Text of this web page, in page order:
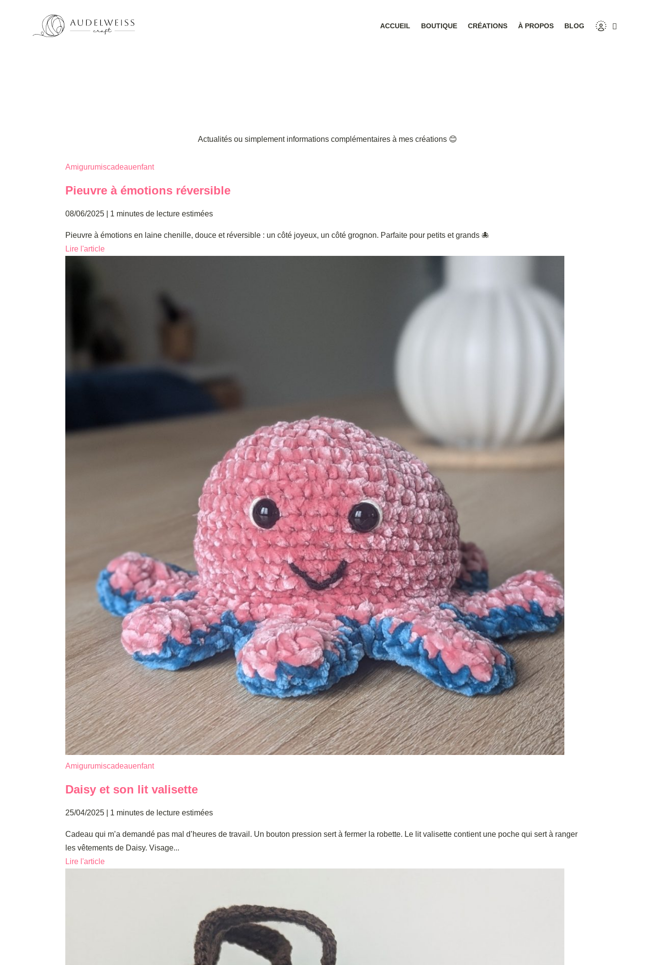
ACCUEIL BOUTIQUE CRÉATIONS À PROPOS BLOG
Actualités ou simplement informations complémentaires à mes créations 😊
Amigurumiscadeauenfant
Pieuvre à émotions réversible
08/06/2025 1 minutes de lecture estimées
Pieuvre à émotions en laine chenille, douce et réversible : un côté joyeux, un côté grognon. Parfaite pour petits et grands 🐙
Lire l'article
Amigurumiscadeauenfant
Daisy et son lit valisette
25/04/2025 1 minutes de lecture estimées
Cadeau qui m’a demandé pas mal d’heures de travail. Un bouton pression sert à fermer la robette. Le lit valisette contient une poche qui sert à ranger
les vêtements de Daisy. Visage...
Lire l'article